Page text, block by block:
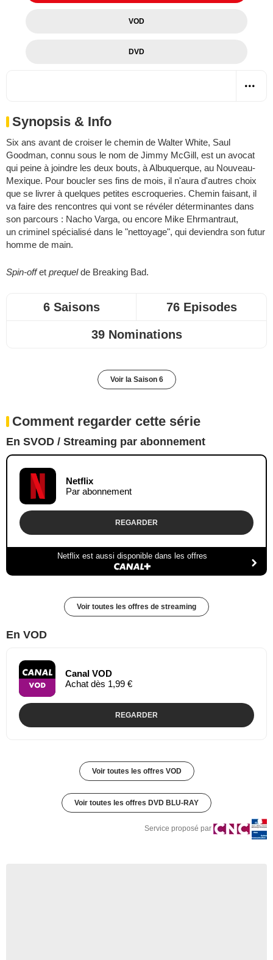
VOD
DVD
Synopsis & Info
Six ans avant de croiser le chemin de Walter White, Saul
Goodman, connu sous le nom de Jimmy McGill, est un avocat
qui peine à joindre les deux bouts, à Albuquerque, au Nouveau-
Mexique. Pour boucler ses fins de mois, il n'aura d'autres choix
que se livrer à quelques petites escroqueries. Chemin faisant, il
va faire des rencontres qui vont se révéler déterminantes dans
son parcours : Nacho Varga, ou encore Mike Ehrmantraut,
un criminel spécialisé dans le "nettoyage", qui deviendra son futur
homme de main.
Spin-offet prequelde Breaking Bad.
6 Saisons 76 Episodes
39 Nominations
Voir la Saison 6
Comment regarder cette série
En SVOD / Streaming par abonnement
Netflix
Par abonnement
REGARDER
Netflix est aussi disponible dans les offres
Voir toutes les offres de streaming
En VOD
Canal VOD
Achat dès 1,99 €
REGARDER
Voir toutes les offres VOD
Voir toutes les offres DVD BLU-RAY
Service proposé par